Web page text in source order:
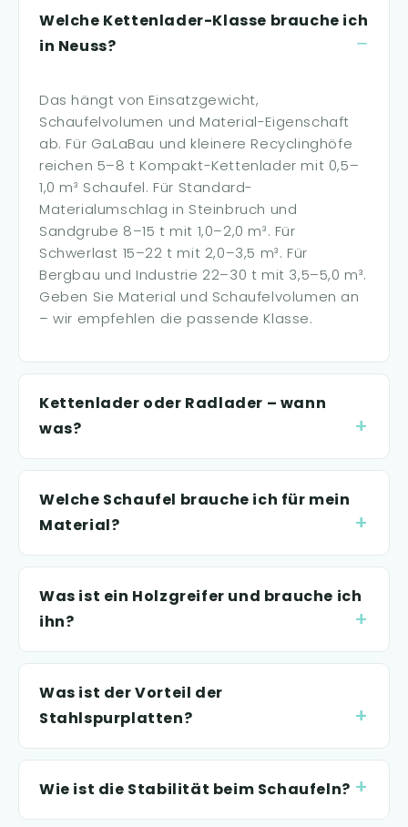
Welche Kettenlader-Klasse brauche ich
in Neuss?
Das hängt von Einsatzgewicht,
Schaufelvolumen und Material-Eigenschaft
ab. Für GaLaBau und kleinere Recyclinghöfe
reichen 5–8 t Kompakt-Kettenlader mit 0,5–
1,0 m³ Schaufel. Für Standard-
Materialumschlag in Steinbruch und
Sandgrube 8–15 t mit 1,0–2,0 m³. Für
Schwerlast 15–22 t mit 2,0–3,5 m³. Für
Bergbau und Industrie 22–30 t mit 3,5–5,0 m³.
Geben Sie Material und Schaufelvolumen an
– wir empfehlen die passende Klasse.
Kettenlader oder Radlader – wann
was?
Welche Schaufel brauche ich für mein
Material?
Was ist ein Holzgreifer und brauche ich
ihn?
Was ist der Vorteil der
Stahlspurplatten?
Wie ist die Stabilität beim Schaufeln?